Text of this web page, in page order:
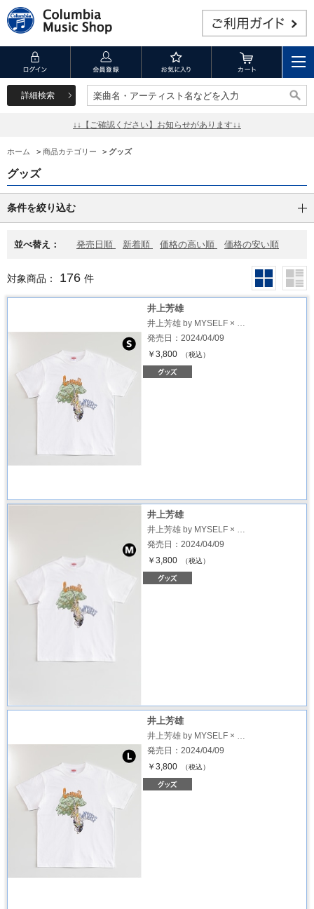
詳細検索 楽曲名・アーティスト名などを入力
楽曲名・アーティスト名などを入力
↓↓【ご確認ください】お知らせがあります↓↓
ホーム > 商品カテゴリー > グッズ
グッズ
条件を絞り込む
並べ替え： 発売日順 新着順 価格の高い順 価格の安い順
対象商品： 176 件
井上芳雄
井上芳雄 by MYSELF × …
発売日：2024/04/09
￥3,800
（税込）
井上芳雄
井上芳雄 by MYSELF × …
発売日：2024/04/09
￥3,800
（税込）
井上芳雄
井上芳雄 by MYSELF × …
発売日：2024/04/09
￥3,800
（税込）